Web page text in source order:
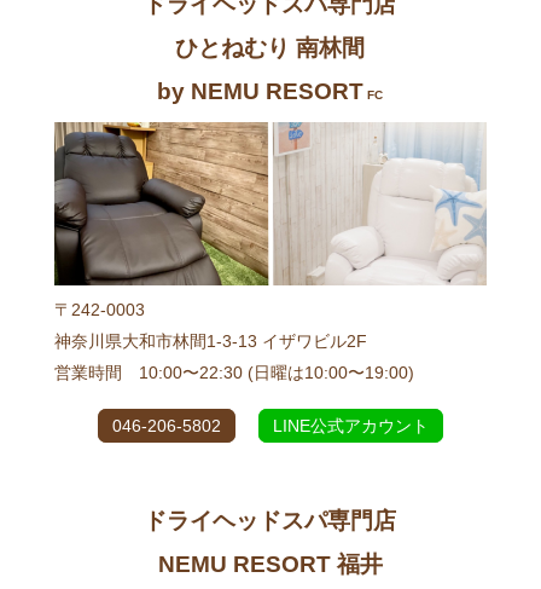
ひとねむり 南林間
by NEMU RESORT FC
〒242-0003
神奈川県大和市林間1-3-13 イザワビル2F
営業時間 10:00〜22:30 (日曜は10:00〜19:00)
046-206-5802 LINE公式アカウント
ドライヘッドスパ専門店
NEMU RESORT 福井